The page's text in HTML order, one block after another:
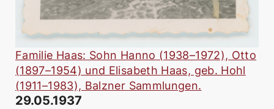
Familie Haas: Sohn Hanno (1938–1972), Otto
(1897–1954) und Elisabeth Haas, geb. Hohl
(1911–1983), Balzner Sammlungen.
29.05.1937